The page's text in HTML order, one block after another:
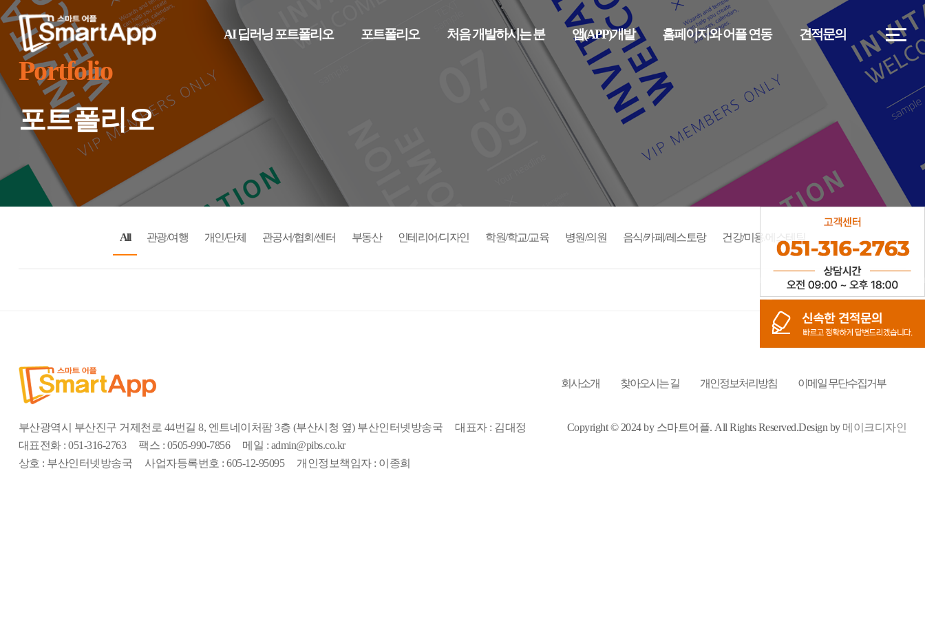
AI 딥러닝 포트폴리오 포트폴리오 처음 개발하시는 분 앱(APP)개발 홈페이지와 어플 연동 견적문의
Portfolio
포트폴리오
All 관광/여행 개인/단체 관공서/협회/센터 부동산 인테리어/디자인 학원/학교/교육 병원/의원 음식/카페/레스토랑 건강/미용/에스테틱
회사소개 찾아오시는 길 개인정보처리방침 이메일 무단수집거부
부산광역시 부산진구 거제천로 44번길 8, 엔트네이처팜 3층 (부산시청 옆) 부산인터넷방송국
대표자 : 김대정
대표전화 : 051-316-2763
팩스 : 0505-990-7856
메일 : admin@pibs.co.kr
상호 : 부산인터넷방송국
사업자등록번호 : 605-12-95095 개인정보책임자 : 이종희
Copyright © 2024 by 스마트어플. All Rights Reserved.Design by 메이크디자인